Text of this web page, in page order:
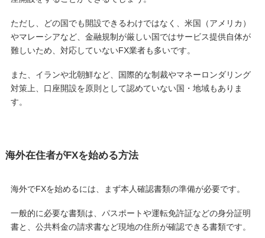
ただし、どの国でも開設できるわけではなく、米国（アメリカ）
やマレーシアなど、金融規制が厳しい国ではサービス提供自体が
難しいため、対応していないFX業者も多いです。
また、イランや北朝鮮など、国際的な制裁やマネーロンダリング
対策上、口座開設を原則として認めていない国・地域もありま
す。
海外在住者がFXを始める方法
海外でFXを始めるには、まず本人確認書類の準備が必要です。
一般的に必要な書類は、パスポートや運転免許証などの身分証明
書と、公共料金の請求書など現地の住所が確認できる書類です。